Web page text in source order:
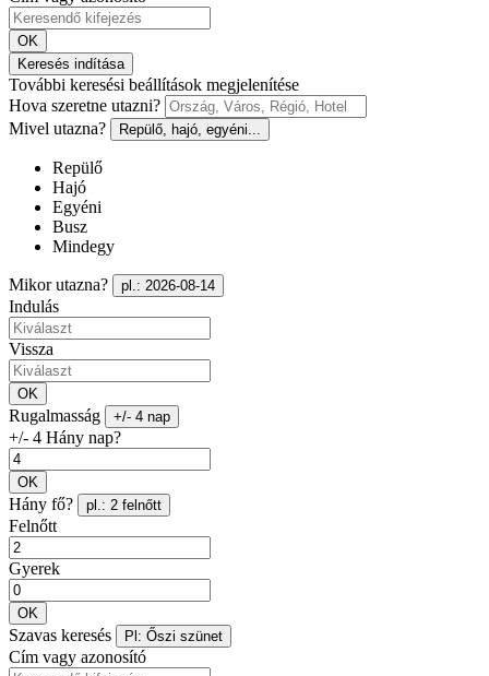
OK
Keresés indítása
További keresési beállítások megjelenítése
Hova szeretne utazni?
Mivel utazna?
Repülő, hajó, egyéni...
Repülő
Hajó
Egyéni
Busz
Mindegy
Mikor utazna? pl.: 2026-08-14
Indulás
Vissza
OK
Rugalmasság +/- 4 nap
+/- 4 Hány nap?
OK
Hány fő? pl.: 2 felnőtt
Felnőtt
Gyerek
OK
Szavas keresés Pl: Őszi szünet
Cím vagy azonosító